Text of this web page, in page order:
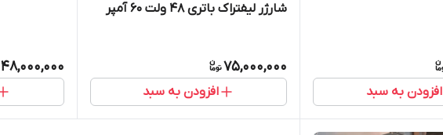
افزودن به سبد
شارژر لیفتراک باتری 48 ولت 60 آمپر
75,000,000
افزودن به سبد
48,000,000